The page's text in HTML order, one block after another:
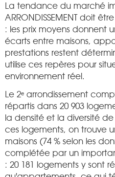
La tendance du marché
ARRONDISSEMENT doit
: les prix moyens donnent
écarts entre maisons,
prestations restent
utilise ces repères pour
environnement réel.
Le 2ᵉ arrondissement
répartis dans 20 903
la densité et la diversité
ces logements, on trouve
maisons (74 % selon les
complétée par un
: 20 181 logements y sont